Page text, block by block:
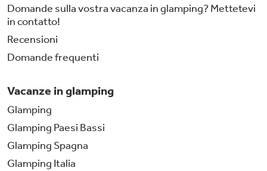
Domande sulla vostra vacanza in glamping? Mettetevi
in contatto!
Recensioni
Domande frequenti
Vacanze in glamping
Glamping
Glamping Paesi Bassi
Glamping Spagna
Glamping Italia